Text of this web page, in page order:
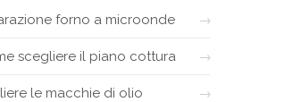
forno a microonde
scegliere il piano cottura
le macchie di olio